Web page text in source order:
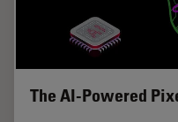
The AI-Powered